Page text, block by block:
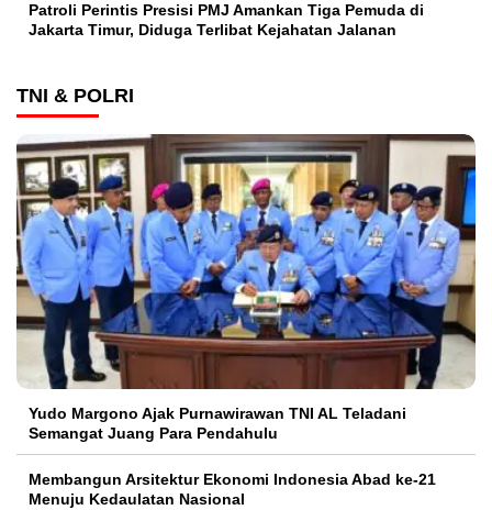
Patroli Perintis Presisi PMJ Amankan Tiga Pemuda di
Jakarta Timur, Diduga Terlibat Kejahatan Jalanan
TNI & POLRI
Yudo Margono Ajak Purnawirawan TNI AL Teladani
Semangat Juang Para Pendahulu
Membangun Arsitektur Ekonomi Indonesia Abad ke-21
Menuju Kedaulatan Nasional